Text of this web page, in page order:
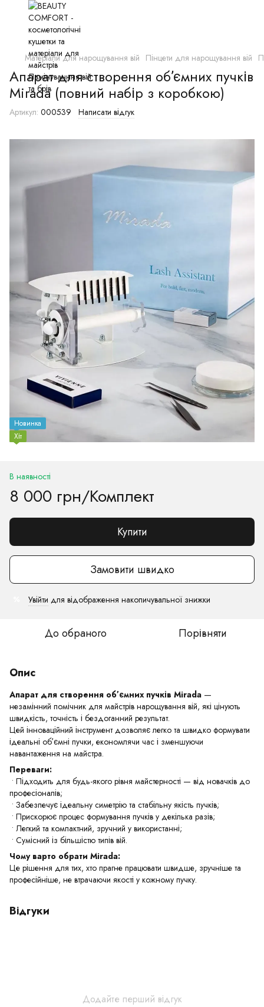
Матеріали для нарощування вій Пінцети для нарощування вій
Апарат для створення обʼємних пучків
Mirada (повний набір з коробкою)
Артикул: 000539 Написати відгук
Новинка
Хіт
В наявності
8 000 грн/Комплект
Купити
Замовити швидко
Увійти для відображення накопичувальної знижки
До обраного Порівняти
Опис
Апарат для створення обʼємних пучків Mirada —
незамінний помічник для майстрів нарощування вій, які цінують
швидкість, точність і бездоганний результат.
Цей інноваційний інструмент дозволяє легко та швидко формувати
ідеальні обʼємні пучки, економлячи час і зменшуючи
навантаження на майстра.
Переваги:
• Підходить для будь-якого рівня майстерності — від новачків до
професіоналів;
• Забезпечує ідеальну симетрію та стабільну якість пучків;
• Прискорює процес формування пучків у декілька разів;
• Легкий та компактний, зручний у використанні;
• Сумісний із більшістю типів вій.
Чому варто обрати Mirada:
Це рішення для тих, хто прагне працювати швидше, зручніше та
професійніше, не втрачаючи якості у кожному пучку.
Відгуки
Додайте перший відгук